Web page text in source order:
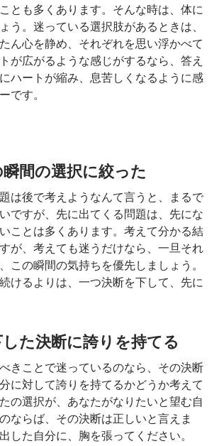
とも多くあります。そんな時は、体に
う。迷っている選択肢があるときは、
ん心を静め、それぞれを思い浮かべて
が広がるような感じがするなら、答え
ハートが縮み、息苦しくなるように感
です。
間の選択に絞った
は後で考えようなんて言うと、まるで
ですが、先に出てくる問題は、先にな
ことは多くあります。考えて分かる結
が、考えても迷うだけなら、一旦それ
この瞬間の気持ちを優先しましょう。
けるよりは、一つ決断を下して、先に
した決断に誇りを持てる
きことで迷っているのなら、その決断
に対して誇りを持てるかどうか考えて
の選択が、あなたがなりたいと望む自
ならば、その決断は正しいと言えま
した自分に、胸を張ってください。